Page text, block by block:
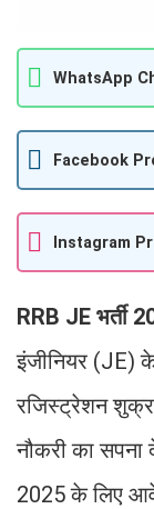
WhatsApp
Facebook
Instagram
RRB JE भर्ती
इंजीनियर (JE)
रजिस्ट्रेशन
नौकरी का
2025 के लिए